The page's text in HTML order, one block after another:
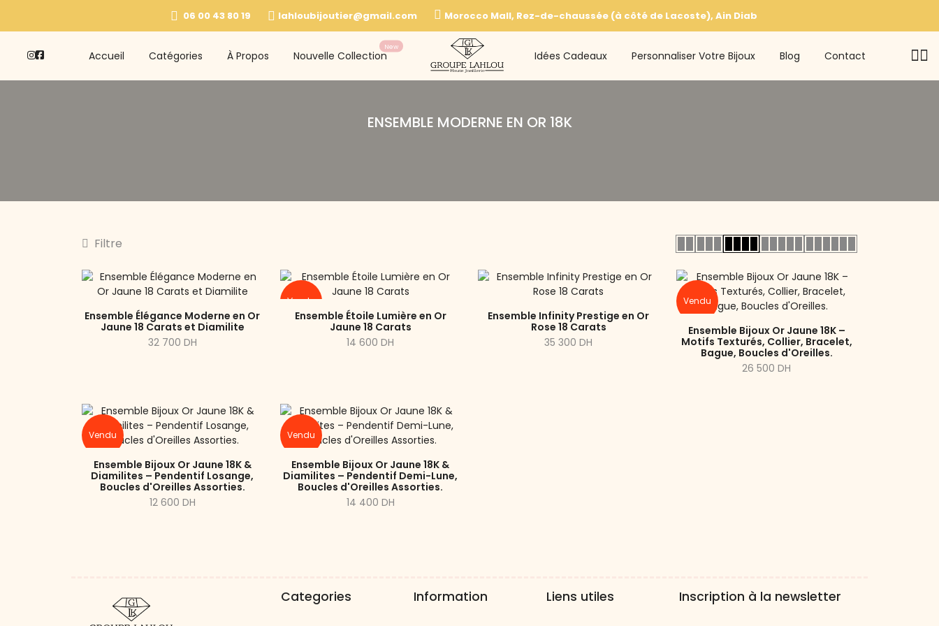
06 00 43 80 19 lahloubijoutier@gmail.com Morocco Mall, Rez-de-chaussée (à côté de Lacoste), Ain Diab
Accueil Catégories À Propos Nouvelle Collection
New
Idées Cadeaux Personnaliser Votre Bijoux Blog Contact
ENSEMBLE MODERNE EN OR 18K
Filtre
Ensemble Élégance Moderne en Or
Jaune 18 Carats et Diamilite
32 700 DH
Vendu
Ensemble Étoile Lumière en Or
Jaune 18 Carats
14 600 DH
Ensemble Infinity Prestige en Or
Rose 18 Carats
35 300 DH
Vendu
Ensemble Bijoux Or Jaune 18K –
Motifs Texturés, Collier, Bracelet,
Bague, Boucles d'Oreilles.
26 500 DH
Vendu
Ensemble Bijoux Or Jaune 18K &
Diamilites – Pendentif Losange,
Boucles d'Oreilles Assorties.
12 600 DH
Vendu
Ensemble Bijoux Or Jaune 18K &
Diamilites – Pendentif Demi-Lune,
Boucles d'Oreilles Assorties.
14 400 DH
Categories Information Liens utiles Inscription à la newsletter